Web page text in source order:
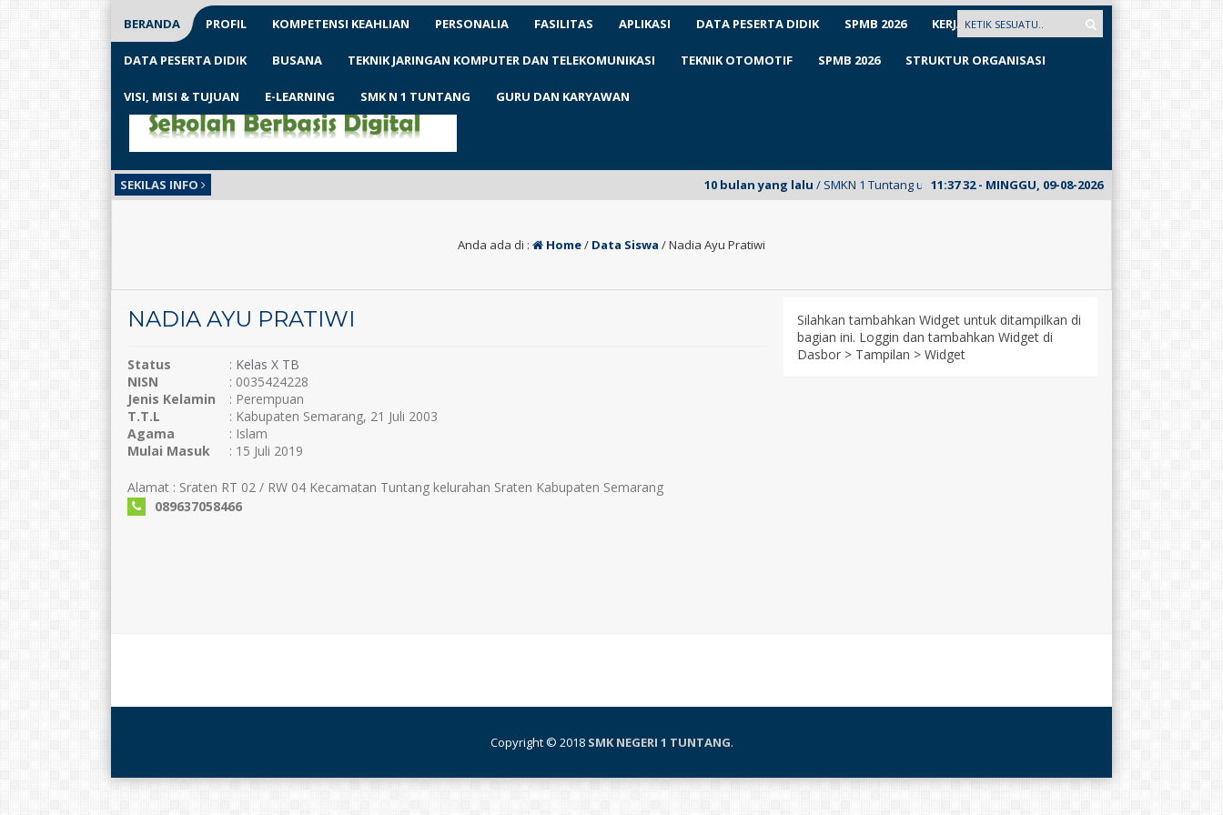
BERANDA PROFIL KOMPETENSI KEAHLIAN PERSONALIA FASILITAS APLIKASI DATA PESERTA DIDIK SPMB 2026 KERJASAMA
DATA PESERTA DIDIK BUSANA TEKNIK JARINGAN KOMPUTER DAN TELEKOMUNIKASI TEKNIK OTOMOTIF SPMB 2026 STRUKTUR ORGANISASI
VISI, MISI & TUJUAN E-LEARNING SMK N 1 TUNTANG GURU DAN KARYAWAN
SEKILAS INFO 11:3733- MINGGU, 09-08-2026
10 bulan yang lalu / SMKN 1 Tuntang untuk pertama kalinya meluncurkan E-Mading dari kelas
Anda ada di : Home/ Data Siswa /Nadia Ayu Pratiwi
NADIA AYU PRATIWI
Status : Kelas X TB
NISN
: 0035424228
Jenis Kelamin
: Perempuan
T.T.L
: Kabupaten Semarang, 21 Juli 2003
Agama
: Islam
Mulai Masuk
: 15 Juli 2019
Alamat : Sraten RT 02 / RW 04 Kecamatan Tuntang kelurahan Sraten Kabupaten Semarang
089637058466
Silahkan tambahkan Widget untuk ditampilkan di
bagian ini. Loggin dan tambahkan Widget di
Dasbor > Tampilan > Widget
Copyright © 2018 SMK NEGERI 1 TUNTANG.